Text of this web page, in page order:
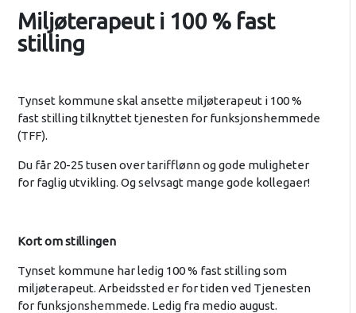
Miljøterapeut i 100 % fast
stilling
Tynset kommune skal ansette miljøterapeut i 100 %
fast stilling tilknyttet tjenesten for funksjonshemmede
(TFF).
Du får 20-25 tusen over tarifflønn og gode muligheter
for faglig utvikling. Og selvsagt mange gode kollegaer!
Kort om stillingen
Tynset kommune har ledig 100 % fast stilling som
miljøterapeut. Arbeidssted er for tiden ved Tjenesten
for funksjonshemmede. Ledig fra medio august.